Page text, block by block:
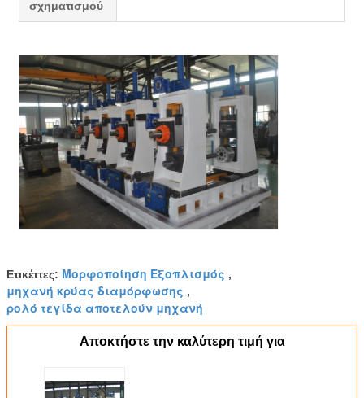
σχηματισμού
Ετικέττες: Μορφοποίηση Εξοπλισμός ,
μηχανή κρύας διαμόρφωσης ,
ρολό τεγίδα αποτελούν μηχανή
Αποκτήστε την καλύτερη τιμή για